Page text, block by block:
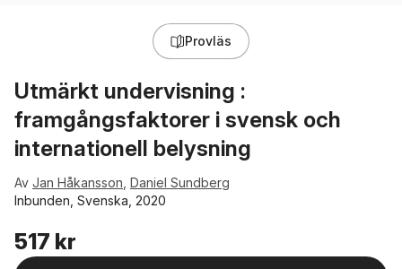
Provläs
Utmärkt undervisning :
framgångsfaktorer i svensk och
internationell belysning
Av Jan Håkansson Daniel Sundberg
Inbunden, Svenska, 2020
517 kr